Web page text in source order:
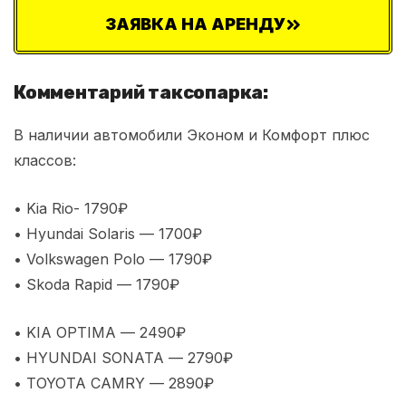
ЗАЯВКА НА АРЕНДУ
Комментарий таксопарка:
В наличии автомобили Эконом и Комфорт плюс
классов:
• Kia Rio- 1790₽
• Hyundai Solaris — 1700₽
• Volkswagen Polo — 1790₽
• Skoda Rapid — 1790₽
• KIA OPTIMA — 2490₽
• HYUNDAI SONATA — 2790₽
• TOYOTA CAMRY — 2890₽